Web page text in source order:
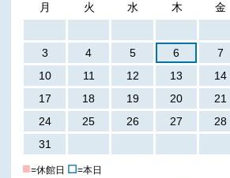
月 火 水 木 金
3
4 5 6 7
10
11 12 13 14
17
18 19 20 21
24
25 26 27 28
31
■=休館日 ☐=本日